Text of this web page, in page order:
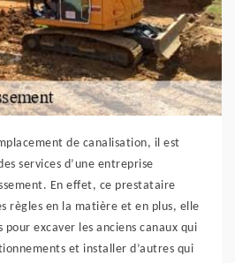
de canalisation, il est
services d’une entreprise
En effet, ce prestataire
règles en la matière et en plus, elle
pour excaver les anciens canaux qui
et installer d’autres qui